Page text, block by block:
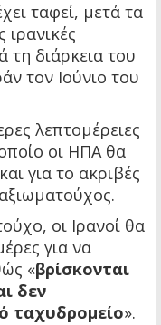
ταφεί, μετά τα
τη διάρκεια του
τον Ιούνιο του
λεπτομέρειες
οι ΗΠΑ θα
για το ακριβές
οι Ιρανοί θα
για να
«βρίσκονται
δεν
ταχυδρομείο».